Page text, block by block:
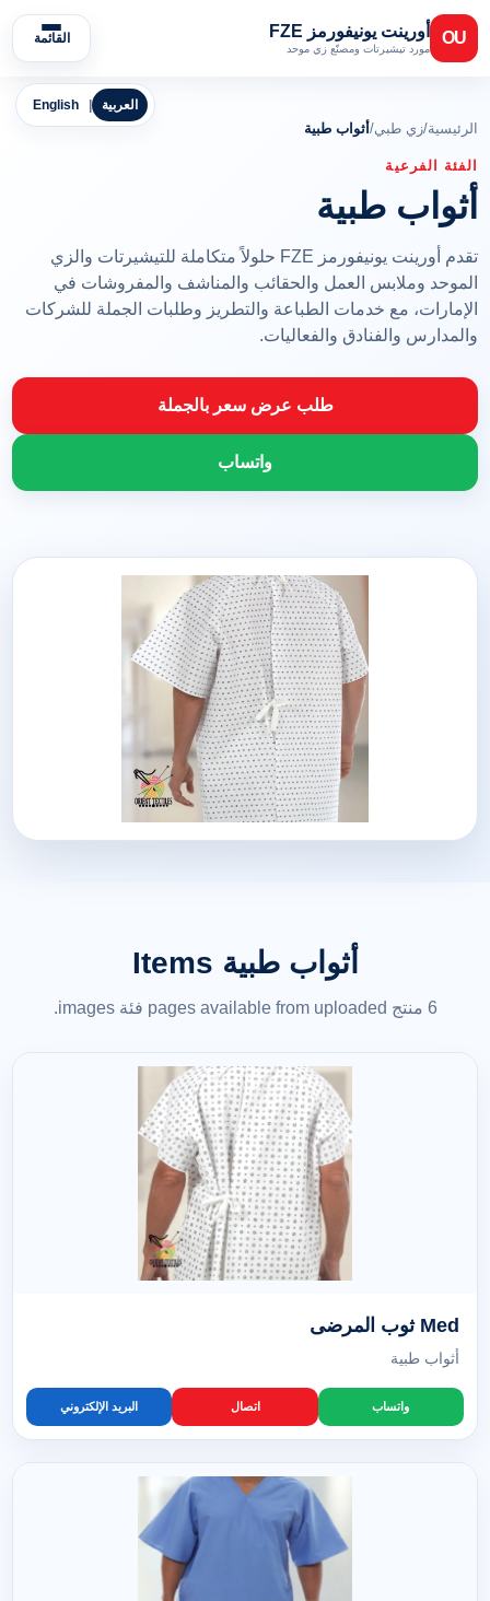
OU أورينت يونيفورمز FZE
مورد تيشيرتات ومصنّع زي موحد
القائمة
English العربية
الرئيسية/زي طبي/أثواب طبية
الفئة الفرعية
أثواب طبية
تقدم أورينت يونيفورمز FZE حلولاً متكاملة للتيشيرتات والزي
الموحد وملابس العمل والحقائب والمناشف والمفروشات في
الإمارات، مع خدمات الطباعة والتطريز وطلبات الجملة للشركات
والمدارس والفنادق والفعاليات.
طلب عرض سعر بالجملة
واتساب
أثواب طبية Items
6 منتج pages available from uploaded فئة images.
Med ثوب المرضى
أثواب طبية
واتساب اتصال البريد الإلكتروني